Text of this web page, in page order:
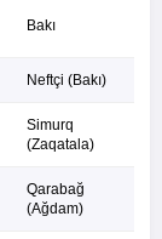
Bakı
Neftçi (Bakı)
Simurq
(Zaqatala)
Qarabağ
(Ağdam)